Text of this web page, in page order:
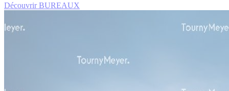
Découvrir BUREAUX